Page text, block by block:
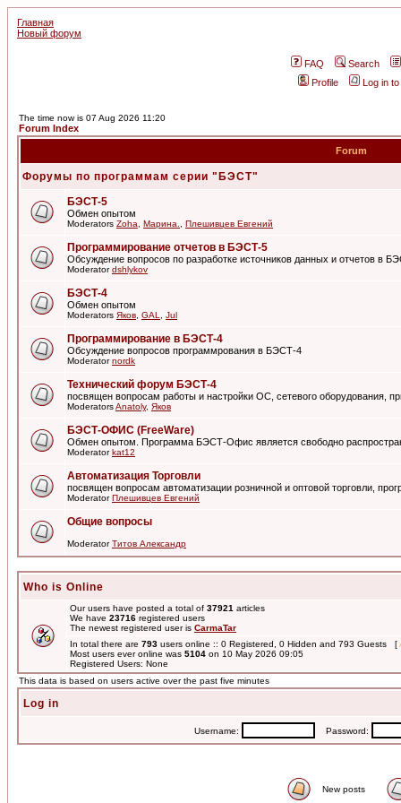
Главная
Новый форум
FAQ
Search
Profile
Log in
The time now is 07 Aug 2026 11:20
Forum Index
Forum
Форумы по программам серии "БЭСТ"
БЭСТ-5
Обмен опытом
Moderators Zoha Марина. Плешивцев Евгений
Программирование отчетов в БЭСТ-5
Обсуждение вопросов по разработке источников данных и отчетов в
Moderatordshlykov
БЭСТ-4
Обмен опытом
Moderators Яков GAL Jul
Программирование в БЭСТ-4
Обсуждение вопросов программрования в БЭСТ-4
Moderatornordk
Технический форум БЭСТ-4
посвящен вопросам работы и настройки ОС, сетевого оборудования,
ModeratorsAnatoly, Яков
БЭСТ-ОФИС (FreeWare)
Обмен опытом. Программа БЭСТ-Офис является свободно
Moderatorkat12
Автоматизация Торговли
посвящен вопросам автоматизации розничной и оптовой торговли,
ModeratorПлешивцев Евгений
Общие вопросы
ModeratorТитов Александр
Who is Online
Our users have posted a total of 37921 articles
We have 23716 registered users
The newest registered user is CarmaTar
In total there are 793 users online :: 0 Registered, 0 Hidden and 793 Guests [
Most users ever online was 5104 on 10 May 2026 09:05
Registered Users: None
This data is based on users active over the past five minutes
Log in
Username: Password:
New posts